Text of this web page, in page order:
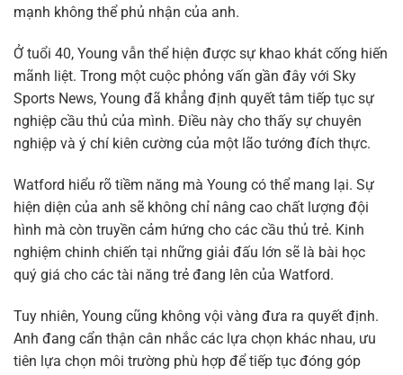
mạnh không thể phủ nhận của anh.
Ở tuổi 40, Young vẫn thể hiện được sự khao khát cống hiến
mãnh liệt. Trong một cuộc phỏng vấn gần đây với Sky
Sports News, Young đã khẳng định quyết tâm tiếp tục sự
nghiệp cầu thủ của mình. Điều này cho thấy sự chuyên
nghiệp và ý chí kiên cường của một lão tướng đích thực.
Watford hiểu rõ tiềm năng mà Young có thể mang lại. Sự
hiện diện của anh sẽ không chỉ nâng cao chất lượng đội
hình mà còn truyền cảm hứng cho các cầu thủ trẻ. Kinh
nghiệm chinh chiến tại những giải đấu lớn sẽ là bài học
quý giá cho các tài năng trẻ đang lên của Watford.
Tuy nhiên, Young cũng không vội vàng đưa ra quyết định.
Anh đang cẩn thận cân nhắc các lựa chọn khác nhau, ưu
tiên lựa chọn môi trường phù hợp để tiếp tục đóng góp